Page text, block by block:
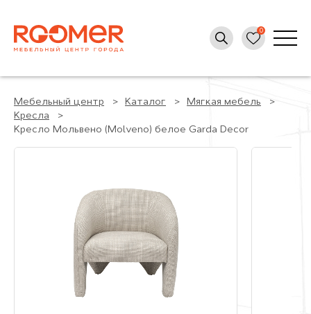
Мебельный центр Каталог
Мягкая мебель
Кресла
Кресло Мольвено (Molveno) белое Garda Decor